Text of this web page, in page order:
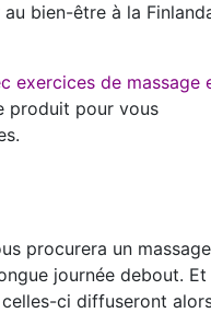
bien-être à la
exercices de massage
produit pour vous
procurera un massage
journée debout.
ci diffuseront